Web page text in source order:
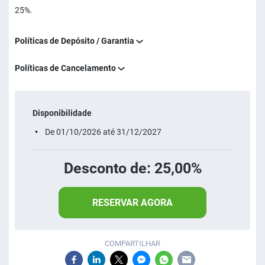
25%.
Políticas de Depósito / Garantia
Políticas de Cancelamento
Disponibilidade
De 01/10/2026 até 31/12/2027
Desconto de: 25,00%
RESERVAR AGORA
COMPARTILHAR